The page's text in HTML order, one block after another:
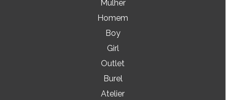
Mulher
Homem
Boy
Girl
Outlet
Burel
Atelier